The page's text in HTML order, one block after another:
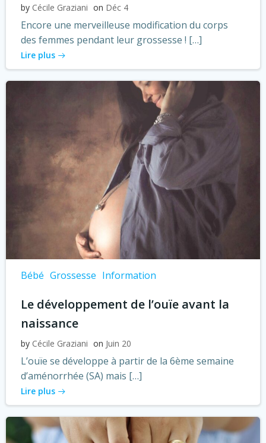
by Cécile Graziani on Déc 4
Encore une merveilleuse modification du corps
des femmes pendant leur grossesse ! […]
Lire plus
Bébé Grossesse Information
Le développement de l’ouïe avant la
naissance
by Cécile Graziani on Juin 20
L’ouïe se développe à partir de la 6ème semaine
d’aménorrhée (SA) mais […]
Lire plus